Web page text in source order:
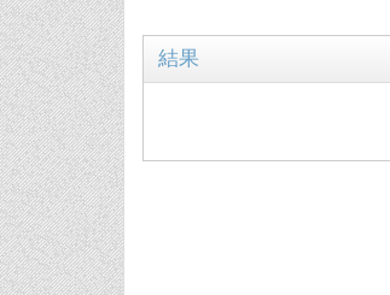
結果